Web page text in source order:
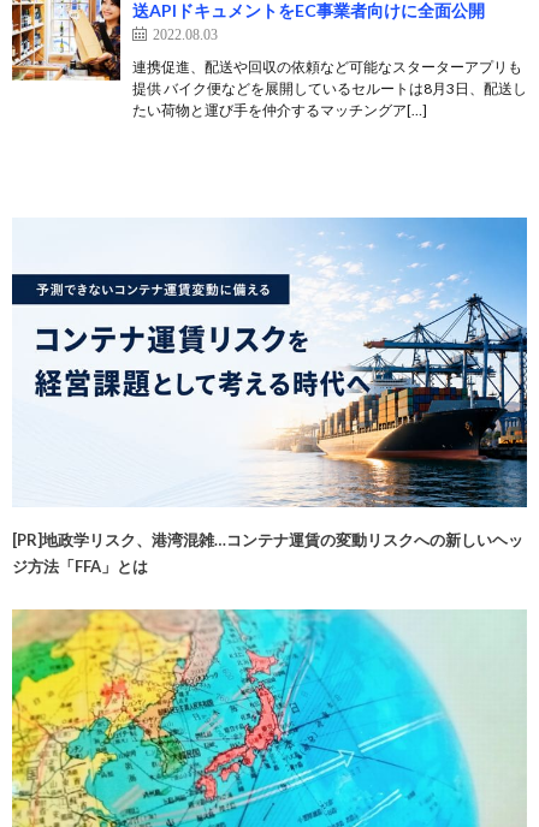
送APIドキュメントをEC事業者向けに全面公開
2022.08.03
連携促進、配送や回収の依頼など可能なスターターアプリも
提供 バイク便などを展開しているセルートは8月3日、配送し
たい荷物と運び手を仲介するマッチングア[…]
[PR]地政学リスク、港湾混雑…コンテナ運賃の変動リスクへの新しいヘッ
ジ方法「FFA」とは